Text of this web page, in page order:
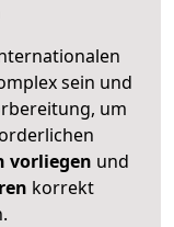
sein und
um
vorliegen und
korrekt